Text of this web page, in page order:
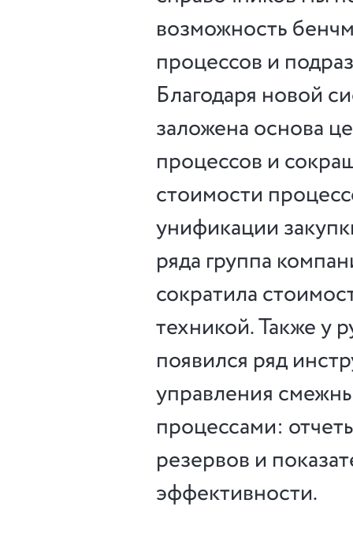
возможность
процессов и
Благодаря новой
заложена основа
процессов и
стоимости
унификации
ряда группа
сократила
техникой. Также у
появился ряд
управления
процессами:
резервов и
эффективности.